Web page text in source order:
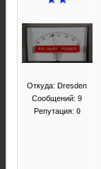
Откуда: Dresden
Сообщений: 9
Репутация: 0